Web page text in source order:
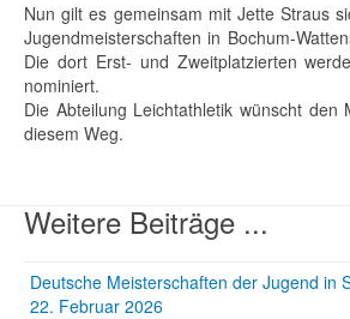
Nun gilt es gemeinsam mit Jette Straus
Jugendmeisterschaften in Bochum-
Die dort Erst- und Zweitplatzierten
nominiert.
Die Abteilung Leichtathletik wünscht den
diesem Weg.
Weitere Beiträge ...
Deutsche Meisterschaften der Jugend in
22. Februar 2026